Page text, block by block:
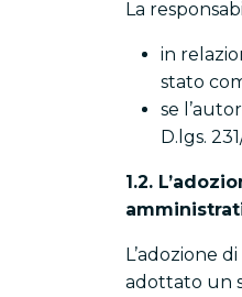
La
in
stato
se
D.lgs.
1.2.
L’adozione
adottato un